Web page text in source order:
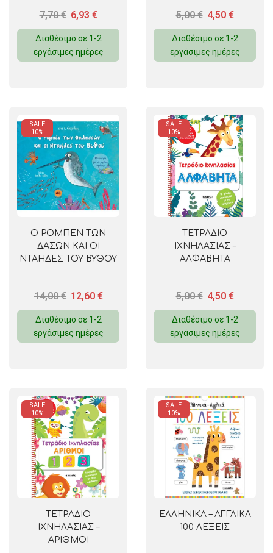
7,70€ 6,93 €
Διαθέσιμο σε 1-2
εργάσιμες ημέρες
5,00€ 4,50 €
Διαθέσιμο σε 1-2
εργάσιμες ημέρες
SALE
10%
Ο ΡΟΜΠΕΝ ΤΩΝ
ΔΑΣΩΝ ΚΑΙ ΟΙ
ΝΤΑΗΔΕΣ ΤΟΥ ΒΥΘΟΥ
14,00€ 12,60 €
Διαθέσιμο σε 1-2
εργάσιμες ημέρες
SALE
10%
ΤΕΤΡΑΔΙΟ
ΙΧΝΗΛΑΣΙΑΣ –
ΑΛΦΑΒΗΤΑ
5,00€ 4,50 €
Διαθέσιμο σε 1-2
εργάσιμες ημέρες
SALE
10%
ΤΕΤΡΑΔΙΟ
ΙΧΝΗΛΑΣΙΑΣ –
ΑΡΙΘΜΟΙ
SALE
10%
ΕΛΛΗΝΙΚΑ – ΑΓΓΛΙΚΑ
100 ΛΕΞΕΙΣ